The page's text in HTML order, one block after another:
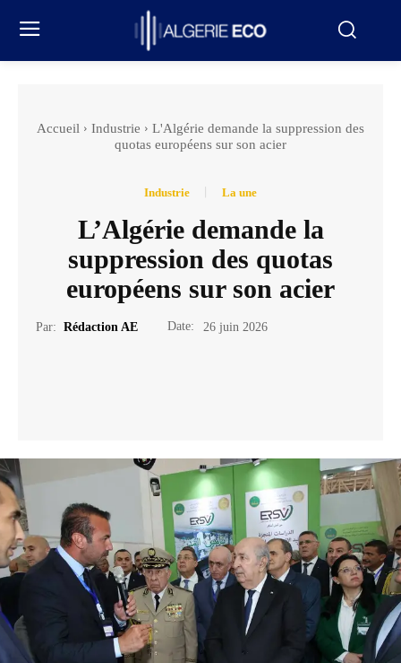
Accueil Industrie
L'Algérie demande la suppression des
quotas européens sur son acier
Industrie La une
L’Algérie demande la
suppression des quotas
européens sur son acier
Par: Rédaction AE Date: 26 juin 2026